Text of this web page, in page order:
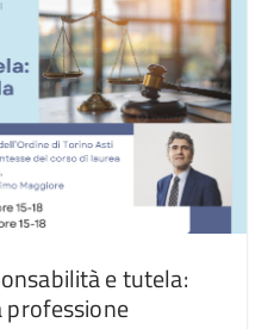
e tutela: